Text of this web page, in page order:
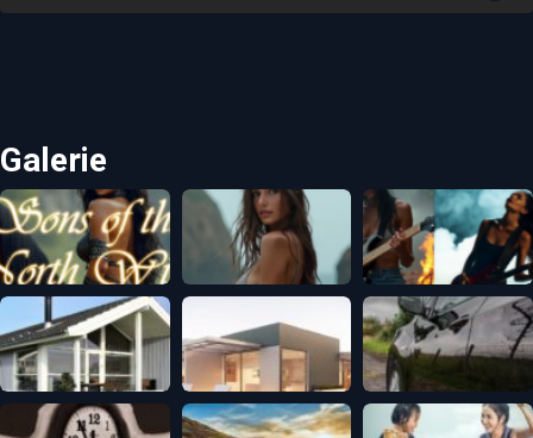
Galerie